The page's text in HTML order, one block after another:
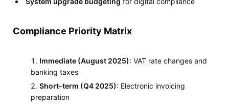
Compliance Priority Matrix
Immediate (August 2025): VAT rate changes and
banking taxes
Short-term (Q4 2025): Electronic invoicing
preparation